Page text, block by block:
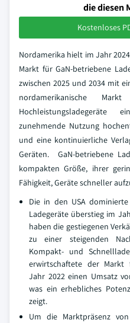
die diesen
Kostenloses
Nordamerika hielt im Jahr
Markt für GaN-betriebene
zwischen 2025 und 2034 mit
nordamerikanische
zunehmende Nutzung
und eine kontinuierliche
Geräten. GaN-betriebene
kompakten Größe, ihrer
Fähigkeit, Geräte schneller
Die in den USA
Ladegeräte überstieg im
haben die gestiegenen
zu einer steigenden
Kompakt- und
erwirtschaftete der Markt
Jahr 2022 einen Umsatz
was ein erhebliches
zeigt.
Um die Marktpräsenz